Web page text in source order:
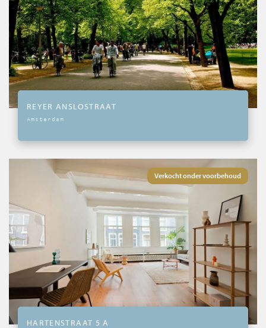
REYER ANSLOSTRAAT
Amsterdam
Verkocht onder voorbehoud
HARTENSTRAAT 5 A